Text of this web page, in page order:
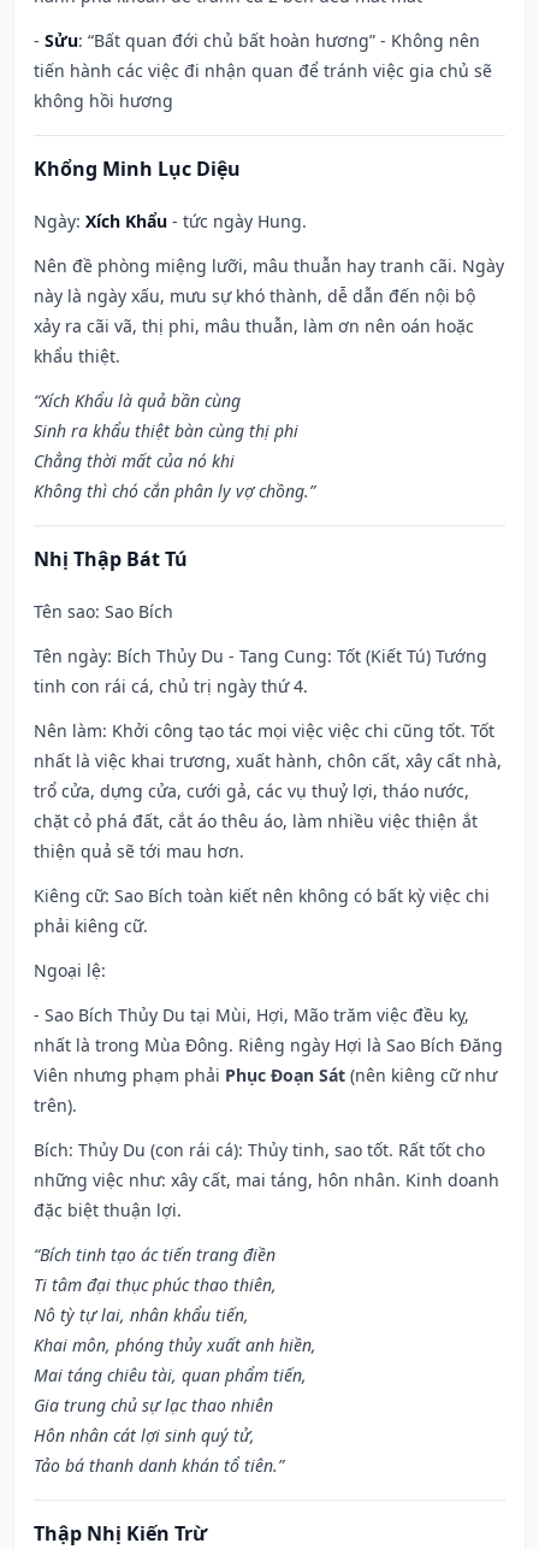
- Sửu: “Bất quan đới chủ bất hoàn hương” - Không nên
tiến hành các việc đi nhận quan để tránh việc gia chủ sẽ
không hồi hương
Khổng Minh Lục Diệu
Ngày: Xích Khẩu - tức ngày Hung.
Nên đề phòng miệng lưỡi, mâu thuẫn hay tranh cãi. Ngày
này là ngày xấu, mưu sự khó thành, dễ dẫn đến nội bộ
xảy ra cãi vã, thị phi, mâu thuẫn, làm ơn nên oán hoặc
khẩu thiệt.
“Xích Khẩu là quả bần cùng
Sinh ra khẩu thiệt bàn cùng thị phi
Chẳng thời mất của nó khi
Không thì chó cắn phân ly vợ chồng.”
Nhị Thập Bát Tú
Tên sao: Sao Bích
Tên ngày: Bích Thủy Du - Tang Cung: Tốt (Kiết Tú) Tướng
tinh con rái cá, chủ trị ngày thứ 4.
Nên làm: Khởi công tạo tác mọi việc việc chi cũng tốt. Tốt
nhất là việc khai trương, xuất hành, chôn cất, xây cất nhà,
trổ cửa, dựng cửa, cưới gả, các vụ thuỷ lợi, tháo nước,
chặt cỏ phá đất, cắt áo thêu áo, làm nhiều việc thiện ắt
thiện quả sẽ tới mau hơn.
Kiêng cữ: Sao Bích toàn kiết nên không có bất kỳ việc chi
phải kiêng cữ.
Ngoại lệ:
- Sao Bích Thủy Du tại Mùi, Hợi, Mão trăm việc đều kỵ,
nhất là trong Mùa Đông. Riêng ngày Hợi là Sao Bích Đăng
Viên nhưng phạm phải Phục Đoạn Sát (nên kiêng cữ như
trên).
Bích: Thủy Du (con rái cá): Thủy tinh, sao tốt. Rất tốt cho
những việc như: xây cất, mai táng, hôn nhân. Kinh doanh
đặc biệt thuận lợi.
“Bích tinh tạo ác tiến trang điền
Ti tâm đại thục phúc thao thiên,
Nô tỳ tự lai, nhân khẩu tiến,
Khai môn, phóng thủy xuất anh hiền,
Mai táng chiêu tài, quan phẩm tiến,
Gia trung chủ sự lạc thao nhiên
Hôn nhân cát lợi sinh quý tử,
Tảo bá thanh danh khán tổ tiên.”
Thập Nhị Kiến Trừ